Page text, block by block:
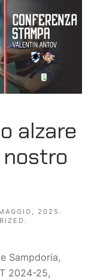
alzare
2025 .
.
Sampdoria,
2024-25,